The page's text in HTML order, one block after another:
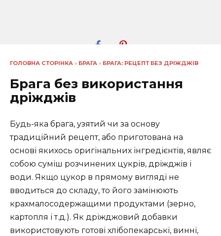
ГОЛОВНА СТОРІНКА » БРАГА » БРАГА: РЕЦЕПТ БЕЗ ДРІЖДЖІВ
Брага без використання
дріжджів
Будь-яка брага, узятий чи за основу
традиційний рецепт, або приготована на
основі якихось оригінальних інгредієнтів, являє
собою суміш розчинених цукрів, дріжджів і
води. Якщо цукор в прямому вигляді не
вводиться до складу, то його замінюють
крахмалосодержащими продуктами (зерно,
картопля і т.д.). Як дріжджовий добавки
використовують готові хлібопекарські, винні,